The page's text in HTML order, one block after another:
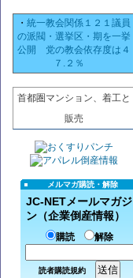
・ 統一教会関係１２１議員
の派閥・選挙区・期を一挙
公開 党の教会依存度は４
７.２％
首都圏マンション、着工と
販売
メルマガ購読・解除
JC-NETメールマガジ
ン（企業倒産情報）
購読 解除
読者購読規約